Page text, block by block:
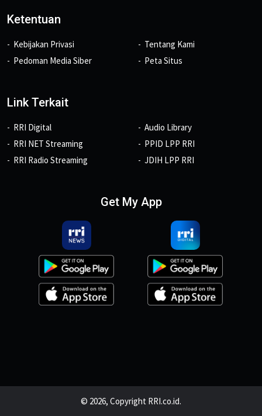
Ketentuan
Kebijakan Privasi
Pedoman Media Siber
Tentang Kami
Peta Situs
Link Terkait
RRI Digital
RRI NET Streaming
RRI Radio Streaming
Audio Library
PPID LPP RRI
JDIH LPP RRI
Get My App
© 2026, Copyright RRI.co.id.